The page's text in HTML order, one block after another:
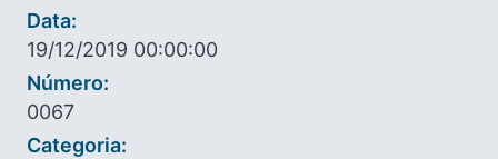
Data:
19/12/2019 00:00:00
Número:
0067
Categoria: